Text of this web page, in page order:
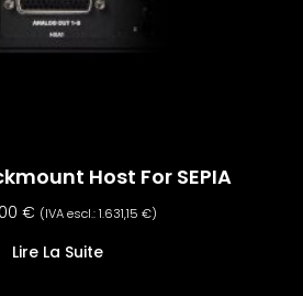
Host For SEPIA
€ (IVA escl.:1.631,15 €)
Lire La Suite